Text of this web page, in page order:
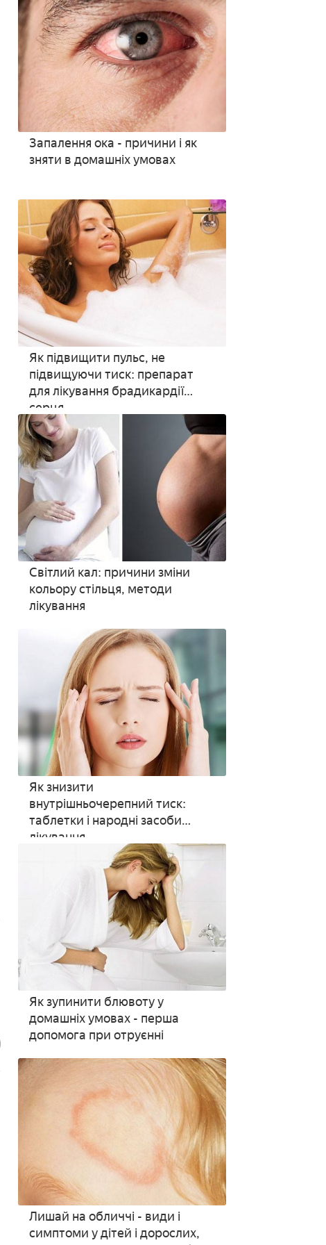
Запалення ока - причини і як
зняти в домашніх умовах
Як підвищити пульс, не
підвищуючи тиск: препарат
для лікування брадикардії
серця
Світлий кал: причини зміни
кольору стільця, методи
лікування
Як знизити
внутрішньочерепний тиск:
таблетки і народні засоби
лікування
Як зупинити блювоту у
домашніх умовах - перша
допомога при отруєнні
Лишай на обличчі - види і
симптоми у дітей і дорослих,